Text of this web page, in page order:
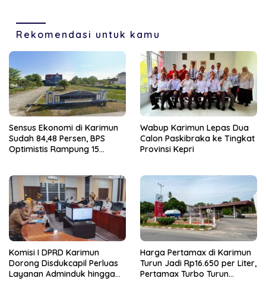
Rekomendasi untuk kamu
Sensus Ekonomi di Karimun
Sudah 84,48 Persen, BPS
Optimistis Rampung 15
Wabup Karimun Lepas Dua
Calon Paskibraka ke Tingkat
Provinsi Kepri
Komisi I DPRD Karimun
Dorong Disdukcapil Perluas
Layanan Adminduk hingga
Harga Pertamax di Karimun
Turun Jadi Rp16.650 per Liter,
Pertamax Turbo Turun